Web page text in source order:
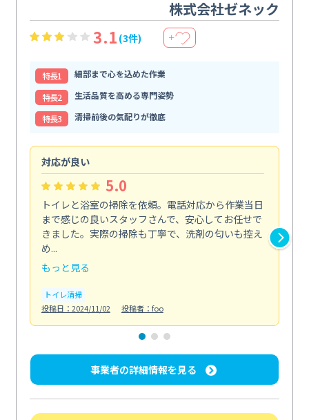
株式会社ゼネック
3.1 (3件) ＋
特⻑1
細部まで心を込めた作業
特⻑2
生活品質を高める専門姿勢
特⻑3
清掃前後の気配りが徹底
対応が良い
5.0
トイレと浴室の掃除を依頼。電話対応から作業当日
まで感じの良いスタッフさんで、安心してお任せで
きました。実際の掃除も丁寧で、洗剤の匂いも控え
め...
もっと見る
トイレ清掃
投稿日：2024/11/02
投稿者：foo
事業者の詳細情報を見る